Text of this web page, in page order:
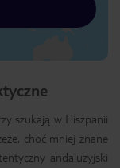
szukają w Hiszpanii
choć mniej znane
andaluzyjski